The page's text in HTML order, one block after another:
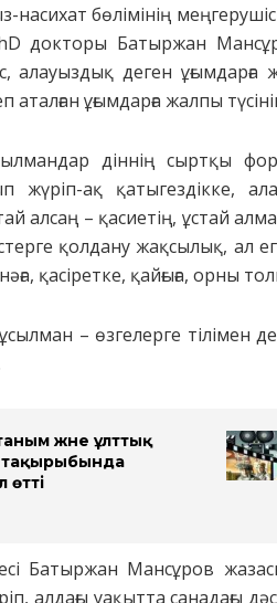
насихат бөлімінің
докторы Батыржан
деген
ұғымдарға жалпы
діннің сыртқы
жүріп-ақ
алсаң – қасиетің, ұстай
қолдану жақсылық, ал
қасіретке, қайғыға, орны
– өзгелерге
және ұлттық
тақырыбында
өтті
Батыржан Мансұров
алдағы уақытта санадағы